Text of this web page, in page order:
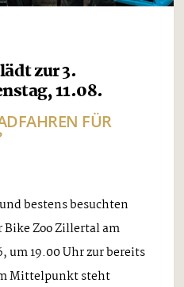
zur 3.
11.08.
FÜR
bestens besuchten
Zoo Zillertal am
um 19.00 Uhr zur bereits
Mittelpunkt steht